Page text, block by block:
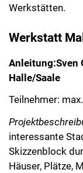
Werkstätten.
Werkstatt
Anleitung:Sven
Halle/Saale
Teilnehmer:
interessante
Skizzenblock
Häuser, Plätze,